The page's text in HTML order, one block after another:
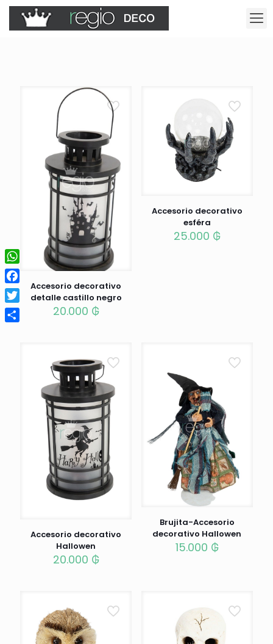
Accesorio decorativo
detalle castillo negro
20.000 ₲
Accesorio decorativo
esféra
25.000 ₲
Accesorio decorativo
Hallowen
20.000 ₲
Brujita-Accesorio
decorativo Hallowen
15.000 ₲
WhatsApp
Facebook
Twitter